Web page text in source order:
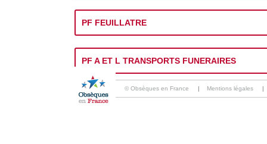
PF FEUILLATRE
PF A ET L TRANSPORTS FUNERAIRES
© Obsèques en France | Mentions légales |